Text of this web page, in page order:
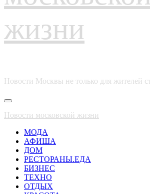
жизни
Новости Москвы не только для жителей
Основное
меню
Новости московской жизни
МОДА
АФИША
ДОМ
РЕСТОРАНЫ.ЕДА
БИЗНЕС
ТЕХНО
ОТДЫХ